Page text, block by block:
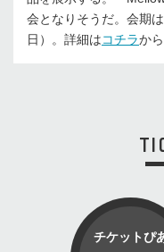
会となりそうだ。会期
日）。詳細はコチラから
チケットぴ